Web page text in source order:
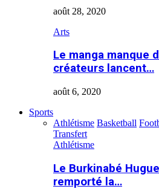
août 28, 2020
Arts
Le manga manque
créateurs lancent…
août 6, 2020
Sports
Athlétisme Basketball
Transfert
Athlétisme
Le Burkinabé
remporté la…